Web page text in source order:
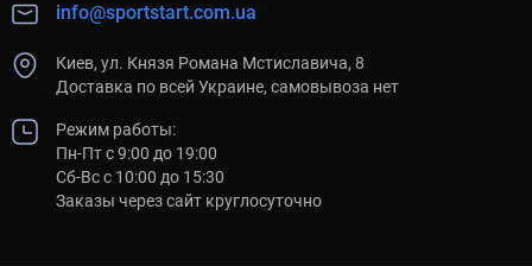
info@sportstart.com.ua
Киев, ул. Князя Романа Мстиславича, 8
Доставка по всей Украине, самовывоза нет
Режим работы:
Пн-Пт с 9:00 до 19:00
Сб-Вс с 10:00 до 15:30
Заказы через сайт круглосуточно